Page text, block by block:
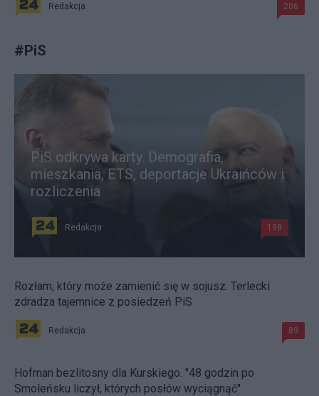
Redakcja 206
#PiS
PiS odkrywa karty. Demografia,
mieszkania, ETS, deportacje Ukraińców i
rozliczenia
Redakcja 198
Rozłam, który może zamienić się w sojusz. Terlecki
zdradza tajemnice z posiedzeń PiS
Redakcja 89
Hofman bezlitosny dla Kurskiego. "48 godzin po
Smoleńsku liczył, których posłów wyciągnąć"